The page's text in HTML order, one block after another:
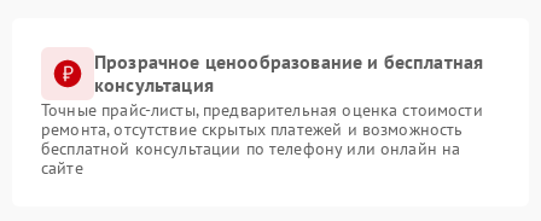
Прозрачное ценообразование и бесплатная
консультация
Точные прайс-листы, предварительная оценка стоимости
ремонта, отсутствие скрытых платежей и возможность
бесплатной консультации по телефону или онлайн на
сайте